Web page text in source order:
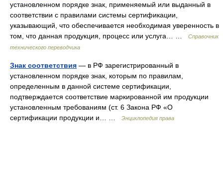
установленном порядке знак, применяемый или выданный в
соответствии с правилами системы сертификации,
указывающий, что обеспечивается необходимая уверенность в
том, что данная продукция, процесс или услуга… …
Справочник
технического переводчика
Знак соответствия — в РФ зарегистрированный в
установленном порядке знак, которым по правилам,
определенным в данной системе сертификации,
подтверждается соответствие маркированной им продукции
установленным требованиям (ст. 6 Закона РФ «О
сертификации продукции и… …
Энциклопедия права